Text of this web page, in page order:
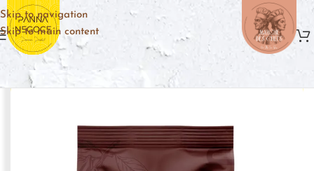
Skip to navigation
Skip to main content